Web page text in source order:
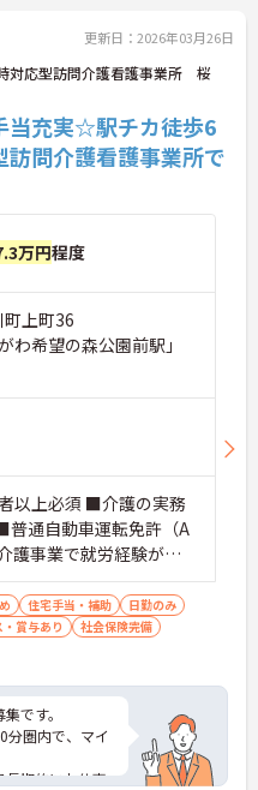
更新日：2026年03月26日
対応型訪問介護看護事業所 桜
当充実☆駅チカ徒歩6
問介護看護事業所で
万円程度
上町36
わ希望の森公園前駅」
以上必須 ■介護の実務
通自動車運転免許（A
護事業で就労経験があ
住宅手当・補助
日勤のみ
賞与あり
社会保険完備
です。
分圏内で、マイ
長期的にお仕事